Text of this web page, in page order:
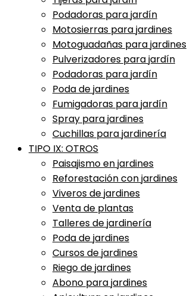
Podadoras para jardín
Motosierras para jardines
Motoguadañas para jardines
Pulverizadores para jardín
Podadoras para jardín
Poda de jardines
Fumigadoras para jardín
Spray para jardines
Cuchillas para jardinería
TIPO IX: OTROS
Paisajismo en jardines
Reforestación con jardines
Viveros de jardines
Venta de plantas
Talleres de jardinería
Poda de jardines
Cursos de jardines
Riego de jardines
Abono para jardines